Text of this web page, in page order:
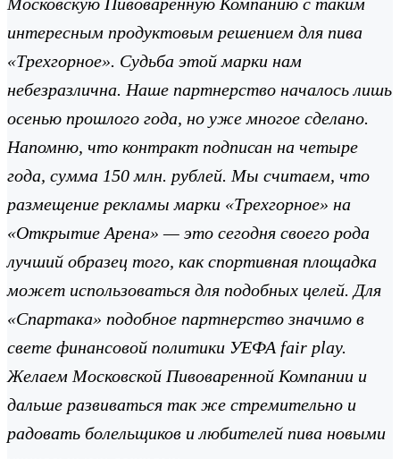
интересным продуктовым решением для пива
«Трехгорное». Судьба этой марки нам
небезразлична. Наше партнерство началось лишь
осенью прошлого года, но уже многое сделано.
Напомню, что контракт подписан на четыре
года, сумма 150 млн. рублей. Мы считаем, что
размещение рекламы марки «Трехгорное» на
«Открытие Арена» — это сегодня своего рода
лучший образец того, как спортивная площадка
может использоваться для подобных целей. Для
«Спартака» подобное партнерство значимо в
свете финансовой политики УЕФА fair play.
Желаем Московской Пивоваренной Компании и
дальше развиваться так же стремительно и
радовать болельщиков и любителей пива новыми